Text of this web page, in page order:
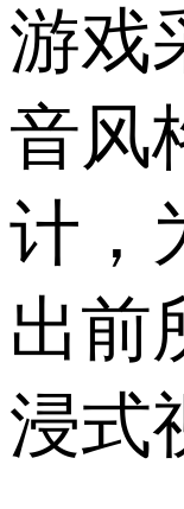
游戏
音风
计，
出前
浸式